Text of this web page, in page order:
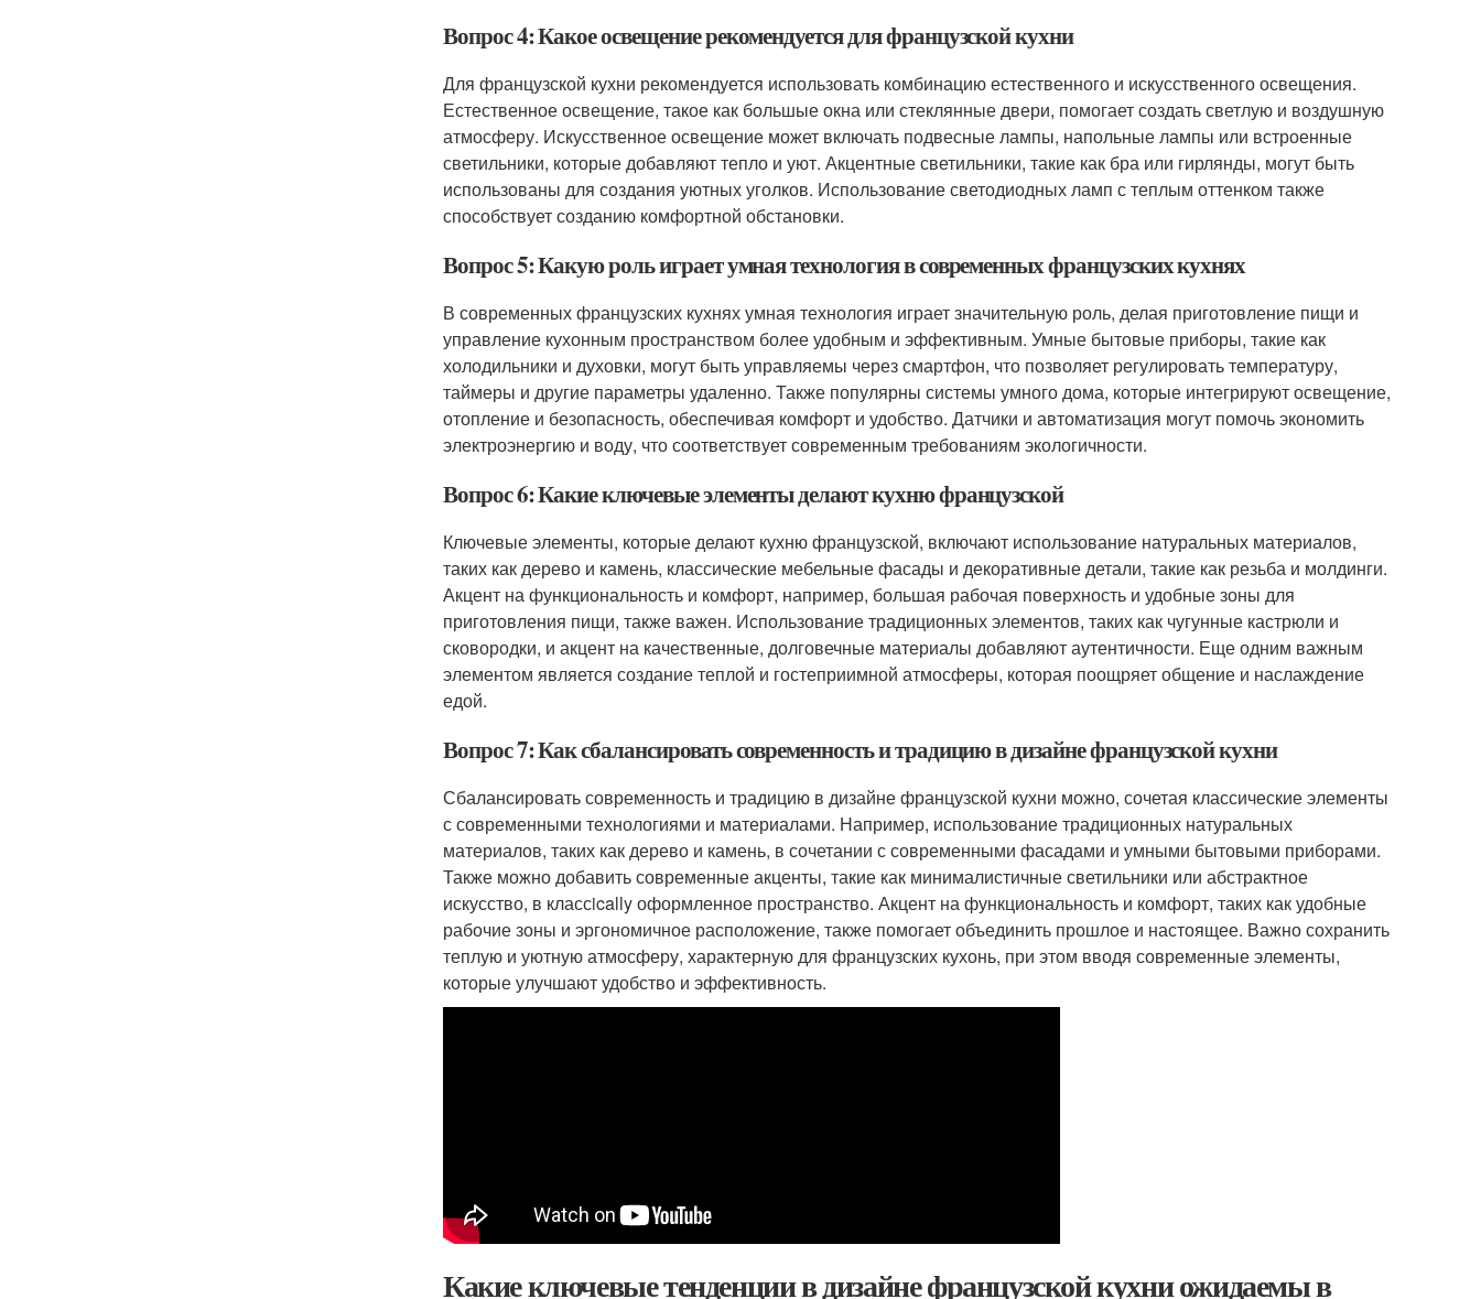
Вопрос 4: Какое освещение рекомендуется для французской кухни
Для французской кухни рекомендуется использовать комбинацию естественного и искусственного освещения.
Естественное освещение, такое как большые окна или стеклянные двери, помогает создать светлую и воздушную
атмосферу. Искусственное освещение может включать подвесные лампы, напольные лампы или встроенные
светильники, которые добавляют тепло и уют. Акцентные светильники, такие как бра или гирлянды, могут быть
использованы для создания уютных уголков. Использование светодиодных ламп с теплым оттенком также
способствует созданию комфортной обстановки.
Вопрос 5: Какую роль играет умная технология в современных французских кухнях
В современных французских кухнях умная технология играет значительную роль, делая приготовление пищи и
управление кухонным пространством более удобным и эффективным. Умные бытовые приборы, такие как
холодильники и духовки, могут быть управляемы через смартфон, что позволяет регулировать температуру,
таймеры и другие параметры удаленно. Также популярны системы умного дома, которые интегрируют освещение,
отопление и безопасность, обеспечивая комфорт и удобство. Датчики и автоматизация могут помочь экономить
электроэнергию и воду, что соответствует современным требованиям экологичности.
Вопрос 6: Какие ключевые элементы делают кухню французской
Ключевые элементы, которые делают кухню французской, включают использование натуральных материалов,
таких как дерево и камень, классические мебельные фасады и декоративные детали, такие как резьба и молдинги.
Акцент на функциональность и комфорт, например, большая рабочая поверхность и удобные зоны для
приготовления пищи, также важен. Использование традиционных элементов, таких как чугунные кастрюли и
сковородки, и акцент на качественные, долговечные материалы добавляют аутентичности. Еще одним важным
элементом является создание теплой и гостеприимной атмосферы, которая поощряет общение и наслаждение
едой.
Вопрос 7: Как сбалансировать современность и традицию в дизайне французской кухни
Сбалансировать современность и традицию в дизайне французской кухни можно, сочетая классические элементы
с современными технологиями и материалами. Например, использование традиционных натуральных
материалов, таких как дерево и камень, в сочетании с современными фасадами и умными бытовыми приборами.
Также можно добавить современные акценты, такие как минималистичные светильники или абстрактное
искусство, в классically оформленное пространство. Акцент на функциональность и комфорт, таких как удобные
рабочие зоны и эргономичное расположение, также помогает объединить прошлое и настоящее. Важно сохранить
теплую и уютную атмосферу, характерную для французских кухонь, при этом вводя современные элементы,
которые улучшают удобство и эффективность.
Какие ключевые тенденции в дизайне французской кухни ожидаемы в